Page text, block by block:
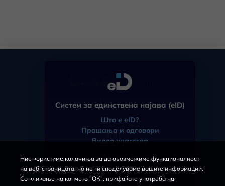
ЧПП
eID
За порталот
Услови за користење
Систем за единствена најава (eID)
Што е eID?
Прашања и одговори
Видео упатства
Затвори
Ние користиме колачиња за да овозможиме функционалност
на веб-страницата, но не ги споделуваме вашите информации.
Со кликање на копчето "ОК", прифаќате употреба на